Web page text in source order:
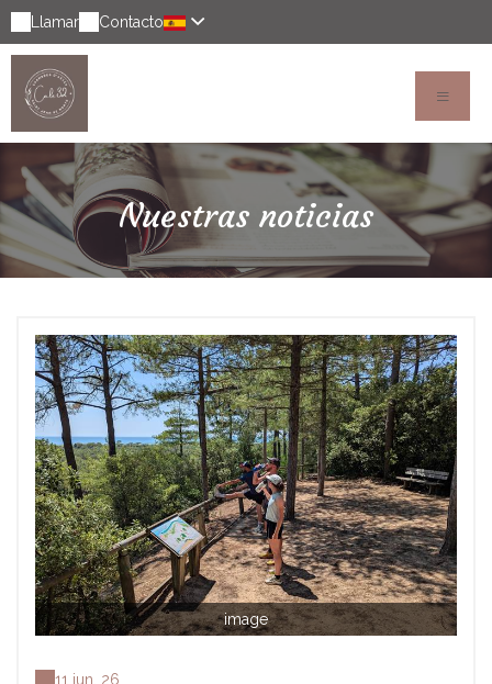
Llamar Contacto
Nuestras noticias
image
11 jun. 26